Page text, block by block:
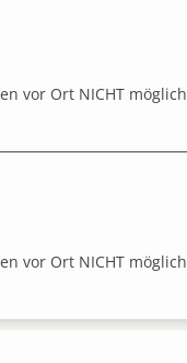
vor Ort NICHT möglich
vor Ort NICHT möglich